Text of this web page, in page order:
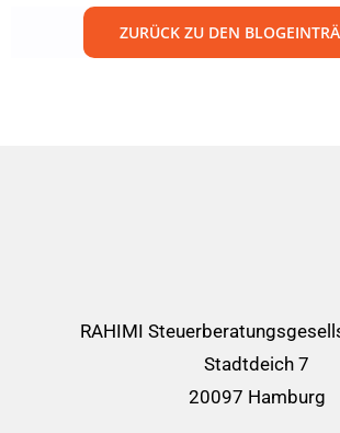
ZURÜCK ZU DEN
RAHIMI
Stadtdeich 7
20097 Hamburg